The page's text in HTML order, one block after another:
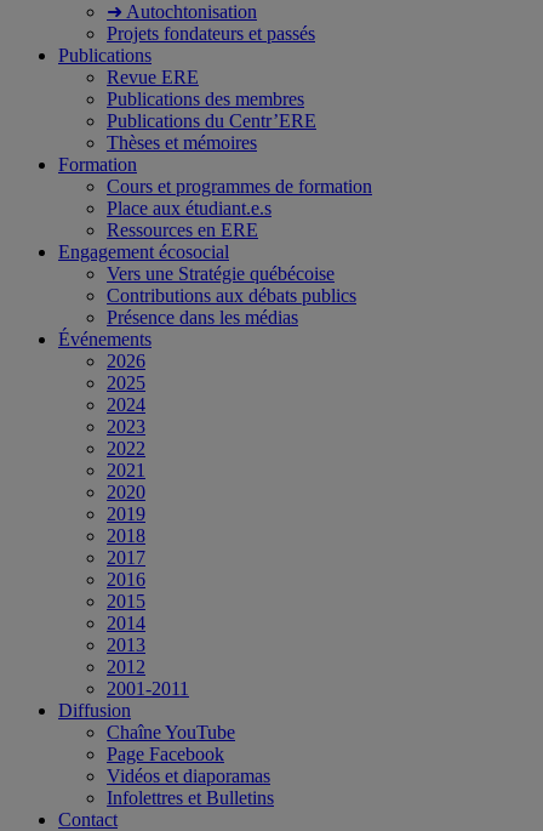
➜ Autochtonisation
Projets fondateurs et passés
Publications
Revue ERE
Publications des membres
Publications du Centr’ERE
Thèses et mémoires
Formation
Cours et programmes de formation
Place aux étudiant.e.s
Ressources en ERE
Engagement écosocial
Vers une Stratégie québécoise
Contributions aux débats publics
Présence dans les médias
Événements
2026
2025
2024
2023
2022
2021
2020
2019
2018
2017
2016
2015
2014
2013
2012
2001-2011
Diffusion
Chaîne YouTube
Page Facebook
Vidéos et diaporamas
Infolettres et Bulletins
Contact